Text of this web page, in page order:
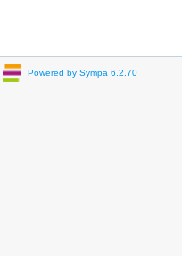
Powered by Sympa 6.2.70